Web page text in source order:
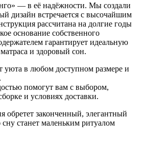
— в её надёжности. Мы создали
дизайн встречается с высочайшим
рассчитана на долгие годы
основание собственного
гарантирует идеальную
и здоровый сон.
уюта в любом доступном размере и
помогут вам с выбором,
и условиях доставки.
обретет законченный, элегантный
станет маленьким ритуалом